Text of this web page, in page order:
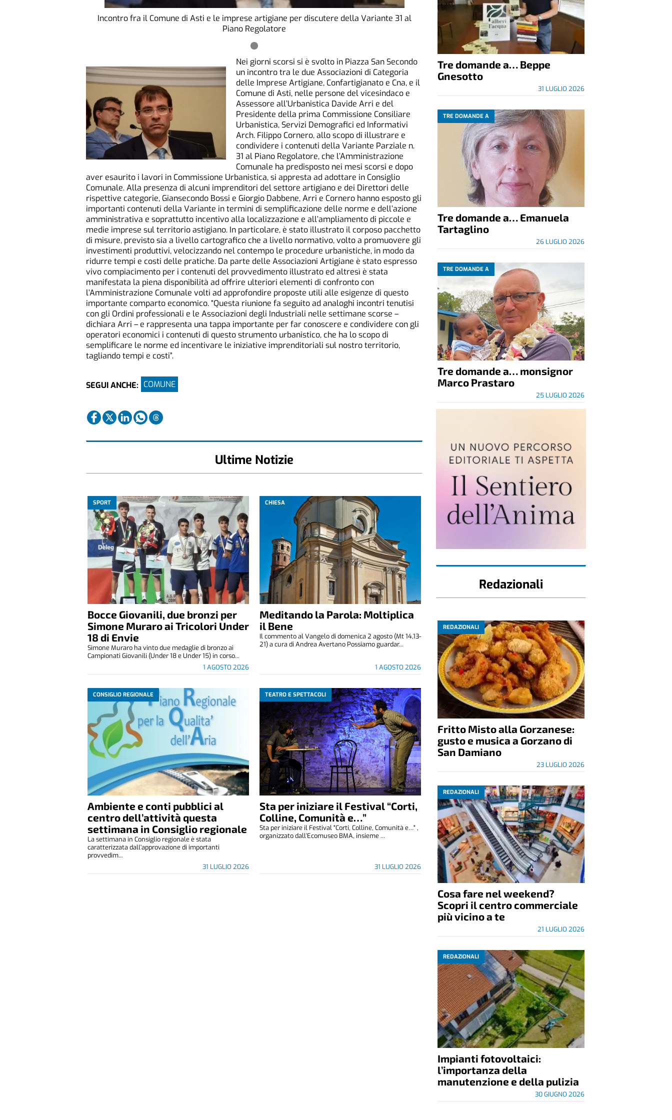
Incontro fra il Comune di Asti e le imprese artigiane per discutere della Variante 31 al
Piano Regolatore
Nei giorni scorsi si è svolto in Piazza San Secondo
un incontro tra le due Associazioni di Categoria
delle Imprese Artigiane, Confartigianato e Cna, e il
Comune di Asti, nelle persone del vicesindaco e
Assessore all’Urbanistica Davide Arri e del
Presidente della prima Commissione Consiliare
Urbanistica, Servizi Demografici ed Informativi
Arch. Filippo Cornero, allo scopo di illustrare e
condividere i contenuti della Variante Parziale n.
31 al Piano Regolatore, che l’Amministrazione
Comunale ha predisposto nei mesi scorsi e dopo
aver esaurito i lavori in Commissione Urbanistica, si appresta ad adottare in Consiglio
Comunale. Alla presenza di alcuni imprenditori del settore artigiano e dei Direttori delle
rispettive categorie, Giansecondo Bossi e Giorgio Dabbene, Arri e Cornero hanno esposto gli
importanti contenuti della Variante in termini di semplificazione delle norme e dell’azione
amministrativa e soprattutto incentivo alla localizzazione e all’ampliamento di piccole e
medie imprese sul territorio astigiano. In particolare, è stato illustrato il corposo pacchetto
di misure, previsto sia a livello cartografico che a livello normativo, volto a promuovere gli
investimenti produttivi, velocizzando nel contempo le procedure urbanistiche, in modo da
ridurre tempi e costi delle pratiche. Da parte delle Associazioni Artigiane è stato espresso
vivo compiacimento per i contenuti del provvedimento illustrato ed altresì è stata
manifestata la piena disponibilità ad offrire ulteriori elementi di confronto con
l’Amministrazione Comunale volti ad approfondire proposte utili alle esigenze di questo
importante comparto economico. “Questa riunione fa seguito ad analoghi incontri tenutisi
con gli Ordini professionali e le Associazioni degli Industriali nelle settimane scorse –
dichiara Arri – e rappresenta una tappa importante per far conoscere e condividere con gli
operatori economici i contenuti di questo strumento urbanistico, che ha lo scopo di
semplificare le norme ed incentivare le iniziative imprenditoriali sul nostro territorio,
tagliando tempi e costi”.
SEGUI ANCHE: COMUNE
Ultime Notizie
SPORT
Bocce Giovanili, due bronzi per
Simone Muraro ai Tricolori Under
18 di Envie
1 AGOSTO 2026
Simone Muraro ha vinto due medaglie di bronzo ai
Campionati Giovanili (Under 18 e Under 15) in corso...
CHIESA
Meditando la Parola: Moltiplica
il Bene
1 AGOSTO 2026
Il commento al Vangelo di domenica 2 agosto (Mt 14,13-
21) a cura di Andrea Avertano Possiamo guardar...
CONSIGLIO REGIONALE
Ambiente e conti pubblici al
centro dell’attività questa
settimana in Consiglio regionale
31 LUGLIO 2026
La settimana in Consiglio regionale è stata
caratterizzata dall'approvazione di importanti
provvedim...
TEATRO E SPETTACOLI
Sta per iniziare il Festival “Corti,
Colline, Comunità e…”
31 LUGLIO 2026
Sta per iniziare il Festival "Corti, Colline, Comunità e…" ,
organizzato dall’Ecomuseo BMA, insieme ...
Tre domande a… Beppe
Gnesotto
31 LUGLIO 2026
TRE DOMANDE A
Tre domande a… Emanuela
Tartaglino
26 LUGLIO 2026
TRE DOMANDE A
Tre domande a… monsignor
Marco Prastaro
25 LUGLIO 2026
Redazionali
REDAZIONALI
Fritto Misto alla Gorzanese:
gusto e musica a Gorzano di
San Damiano
23 LUGLIO 2026
REDAZIONALI
Cosa fare nel weekend?
Scopri il centro commerciale
più vicino a te
21 LUGLIO 2026
REDAZIONALI
Impianti fotovoltaici:
l’importanza della
manutenzione e della pulizia
30 GIUGNO 2026